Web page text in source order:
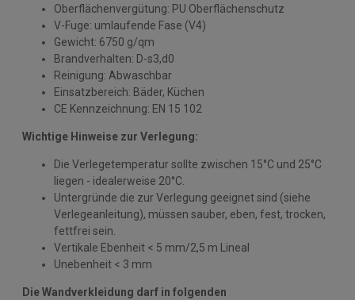
Oberflächenvergütung: PU Oberflächenschutz
V-Fuge: umlaufende Fase (V4)
Gewicht: 6750 g/qm
Brandverhalten: D-s3,d0
Reinigung: Abwaschbar
Einsatzbereich: Bäder, Küchen
CE Kennzeichnung: EN 15 102
Wichtige Hinweise zur Verlegung:
Die Verlegetemperatur sollte zwischen 15°C und 25°C
liegen - idealerweise 20°C.
Untergründe die zur Verlegung geeignet sind (siehe
Verlegeanleitung), müssen sauber, eben, fest, trocken,
fettfrei sein.
Vertikale Ebenheit < 5 mm/2,5 m Lineal
Unebenheit < 3 mm
Die Wandverkleidung darf in folgenden